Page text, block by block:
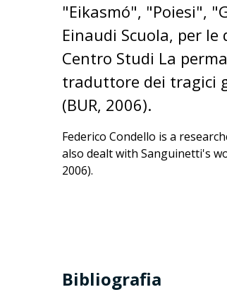
"Eikasmó", "Poiesi",
Einaudi Scuola, per
Centro Studi La
traduttore dei tragici
(BUR, 2006).
Federico Condello is a
also dealt with Sanguinetti's
2006).
Bibliografia